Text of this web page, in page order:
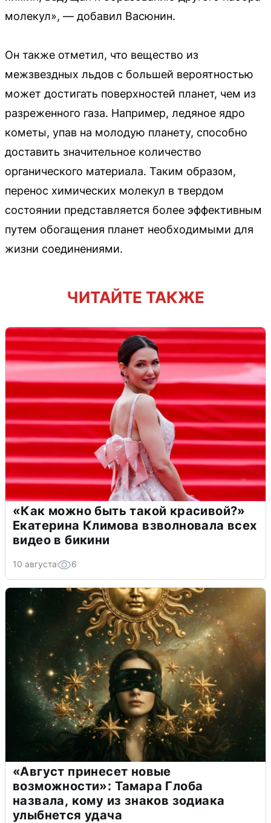
молекул», — добавил Васюнин.
Он также отметил, что вещество из
межзвездных льдов с большей вероятностью
может достигать поверхностей планет, чем из
разреженного газа. Например, ледяное ядро
кометы, упав на молодую планету, способно
доставить значительное количество
органического материала. Таким образом,
перенос химических молекул в твердом
состоянии представляется более эффективным
путем обогащения планет необходимыми для
жизни соединениями.
ЧИТАЙТЕ ТАКЖЕ
«Как можно быть такой красивой?»
Екатерина Климова взволновала всех
видео в бикини
10 августа 6
«Август принесет новые
возможности»: Тамара Глоба
назвала, кому из знаков зодиака
улыбнется удача